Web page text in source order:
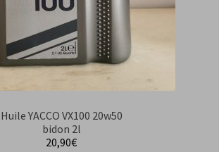
Huile YACCO VX100 20w50
bidon 2l
20,90€